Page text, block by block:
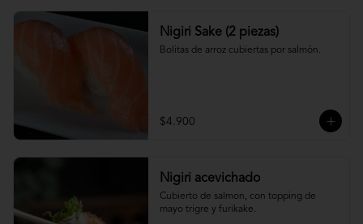
Nigiri Sake (2 piezas)
Bolitas de arroz cubiertas por salmón.
$4.900
Nigiri acevichado
Cubierto de salmon, con topping de
mayo trigre y furikake.